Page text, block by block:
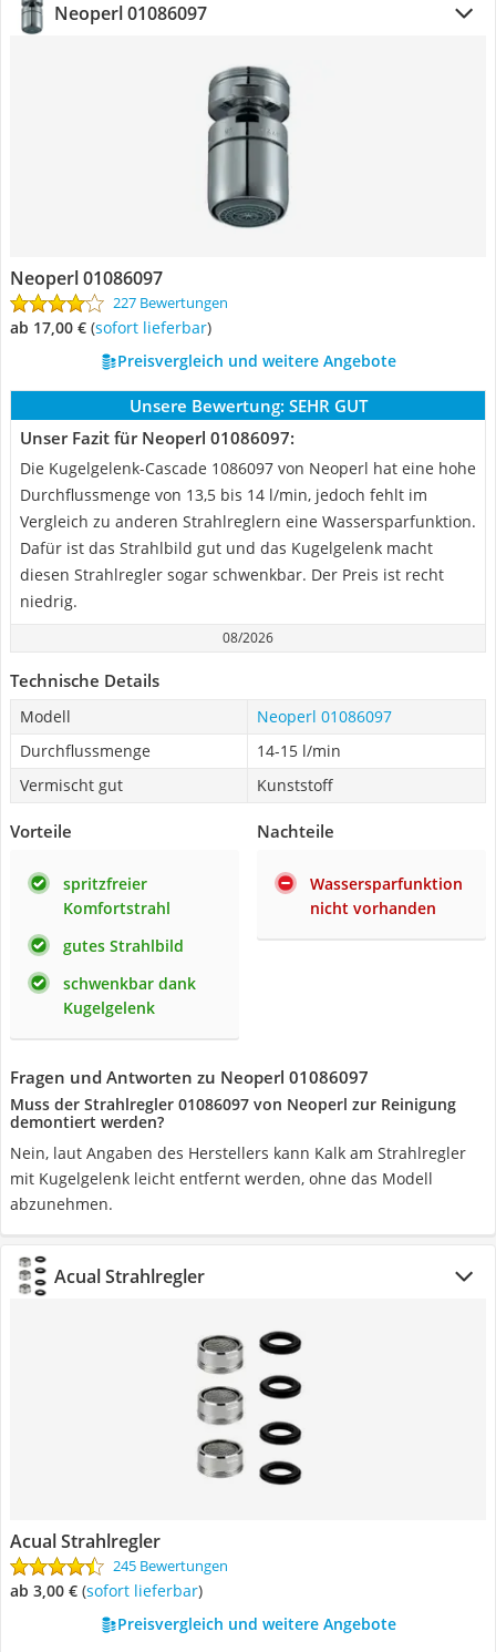
Neoperl 01086097
Neoperl 01086097
227 Bewertungen
ab 17,00 € ( Sofort lieferbar)
Preisvergleich und weitere Angebote
Unsere Bewertung: SEHR GUT
Unser Fazit für Neoperl 01086097:
Die Kugelgelenk-Cascade 1086097 von Neoperl hat eine hohe
Durchflussmenge von 13,5 bis 14 l/min, jedoch fehlt im
Vergleich zu anderen Strahlreglern eine Wassersparfunktion.
Dafür ist das Strahlbild gut und das Kugelgelenk macht
diesen Strahlregler sogar schwenkbar. Der Preis ist recht
niedrig.
08/2026
Technische Details
Modell
Neoperl 01086097
Durchflussmenge
14-15 l/min
Vermischt gut
Kunststoff
Vorteile
spritzfreier
Komfortstrahl
gutes Strahlbild
schwenkbar dank
Kugelgelenk
Nachteile
Wassersparfunktion
nicht vorhanden
Fragen und Antworten zu Neoperl 01086097
Muss der Strahlregler 01086097 von Neoperl zur Reinigung
demontiert werden?
Nein, laut Angaben des Herstellers kann Kalk am Strahlregler
mit Kugelgelenk leicht entfernt werden, ohne das Modell
abzunehmen.
Acual Strahlregler
Acual Strahlregler
245 Bewertungen
ab 3,00 € ( Sofort lieferbar)
Preisvergleich und weitere Angebote